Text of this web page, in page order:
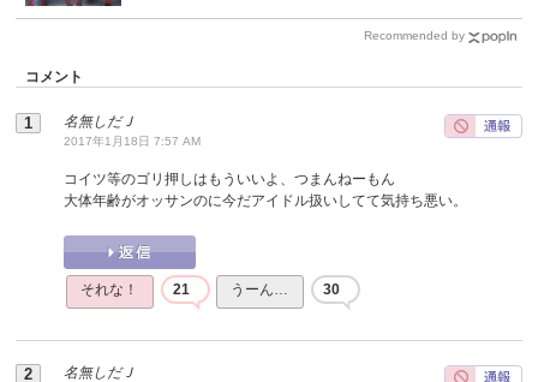
Recommended by
コメント
名無しだＪ
2017年1月18日 7:57 AM
コイツ等のゴリ押しはもういいよ、つまんねーもん
大体年齢がオッサンのに今だアイドル扱いしてて気持ち悪い。
それな！ 21 うーん… 30
名無しだＪ